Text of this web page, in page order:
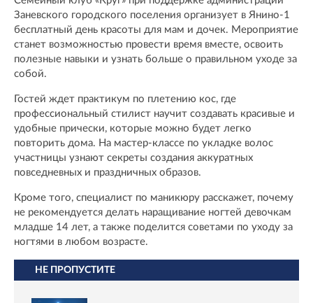
Заневского городского поселения организует в Янино-1
бесплатный день красоты для мам и дочек. Мероприятие
станет возможностью провести время вместе, освоить
полезные навыки и узнать больше о правильном уходе за
собой.
Гостей ждет практикум по плетению кос, где
профессиональный стилист научит создавать красивые и
удобные прически, которые можно будет легко
повторить дома. На мастер-классе по укладке волос
участницы узнают секреты создания аккуратных
повседневных и праздничных образов.
Кроме того, специалист по маникюру расскажет, почему
не рекомендуется делать наращивание ногтей девочкам
младше 14 лет, а также поделится советами по уходу за
ногтями в любом возрасте.
НЕ ПРОПУСТИТЕ